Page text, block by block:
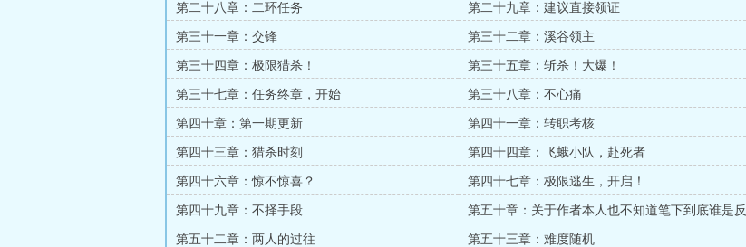
第二十八章：二环任务 第二十九章：建议直接领证
第三十一章：交锋 第三十二章：溪谷领主
第三十四章：极限猎杀！ 第三十五章：斩杀！大爆！
第三十七章：任务终章，开始 第三十八章：不心痛
第四十章：第一期更新 第四十一章：转职考核
第四十三章：猎杀时刻 第四十四章：飞蛾小队，赴死者
第四十六章：惊不惊喜？ 第四十七章：极限逃生，开启！
第四十九章：不择手段
第五十章：关于作者本人也不知道笔下到底谁是反
派这件事
第五十二章：两人的过往 第五十三章：难度随机